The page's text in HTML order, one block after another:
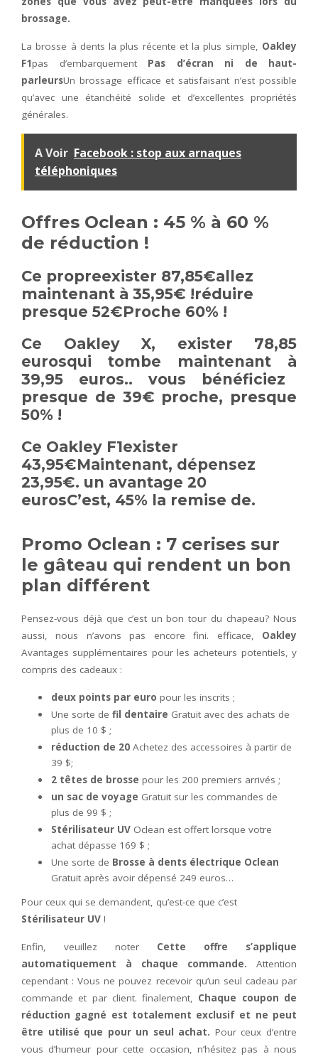
brossage.
La brosse à dents la plus récente et la plus simple, Oakley
F1pas d’embarquement Pas d’écran ni de haut-
parleursUn brossage efficace et satisfaisant n’est possible
qu’avec une étanchéité solide et d’excellentes propriétés
générales.
A Voir Facebook : stop aux arnaques
téléphoniques
Offres Oclean : 45 % à 60 %
de réduction !
Ce propreexister 87,85€allez
maintenant à 35,95€ !réduire
presque 52€Proche 60% !
Ce Oakley X, exister 78,85
eurosqui tombe maintenant à
39,95 euros.. vous bénéficiez
presque de 39€ proche, presque
50% !
Ce Oakley F1exister
43,95€Maintenant, dépensez
23,95€. un avantage 20
eurosC’est, 45% la remise de.
Promo Oclean : 7 cerises sur
le gâteau qui rendent un bon
plan différent
Pensez-vous déjà que c’est un bon tour du chapeau? Nous
aussi, nous n’avons pas encore fini. efficace, Oakley
Avantages supplémentaires pour les acheteurs potentiels, y
compris des cadeaux :
deux points par euro pour les inscrits ;
Une sorte de fil dentaire Gratuit avec des achats de
plus de 10 $ ;
réduction de 20 Achetez des accessoires à partir de
39 $;
2 têtes de brosse pour les 200 premiers arrivés ;
un sac de voyage Gratuit sur les commandes de
plus de 99 $ ;
Stérilisateur UV Oclean est offert lorsque votre
achat dépasse 169 $ ;
Une sorte de Brosse à dents électrique Oclean
Gratuit après avoir dépensé 249 euros…
Pour ceux qui se demandent, qu’est-ce que c’est
Stérilisateur UV !
Enfin, veuillez noter Cette offre s’applique
automatiquement à chaque commande. Attention
cependant : Vous ne pouvez recevoir qu’un seul cadeau par
commande et par client. finalement, Chaque coupon de
réduction gagné est totalement exclusif et ne peut
être utilisé que pour un seul achat. Pour ceux d’entre
vous d’humeur pour cette occasion, n’hésitez pas à nous